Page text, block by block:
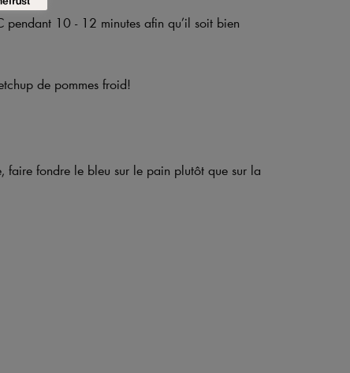
10 - 12 minutes afin qu’il soit bien
de pommes froid!
faire fondre le bleu sur le pain plutôt que sur la